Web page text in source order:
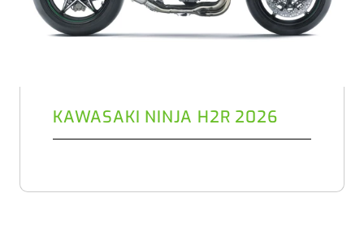
KAWASAKI NINJA H2R 2026